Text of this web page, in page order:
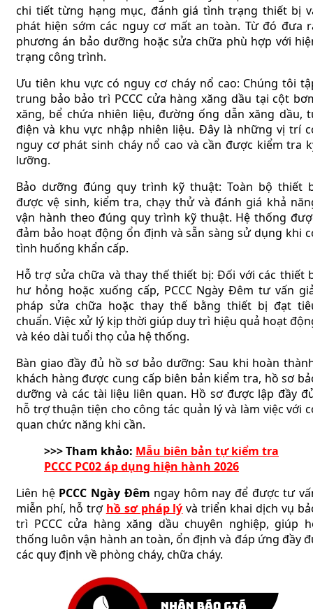
chi tiết từng hạng mục, đánh giá tình trạng thiết bị
phát hiện sớm các nguy cơ mất an toàn. Từ đó đưa
phương án bảo dưỡng hoặc sửa chữa phù hợp với
trạng công trình.
Ưu tiên khu vực có nguy cơ cháy nổ cao: Chúng tôi
trung bảo bảo trì PCCC cửa hàng xăng dầu tại cột
xăng, bể chứa nhiên liệu, đường ống dẫn xăng dầu,
điện và khu vực nhập nhiên liệu. Đây là những vị trí
nguy cơ phát sinh cháy nổ cao và cần được kiểm tra
lưỡng.
Bảo dưỡng đúng quy trình kỹ thuật: Toàn bộ thiết
được vệ sinh, kiểm tra, chạy thử và đánh giá khả
vận hành theo đúng quy trình kỹ thuật. Hệ thống
đảm bảo hoạt động ổn định và sẵn sàng sử dụng khi
tình huống khẩn cấp.
Hỗ trợ sửa chữa và thay thế thiết bị: Đối với các thiết
hư hỏng hoặc xuống cấp, PCCC Ngày Đêm tư vấn
pháp sửa chữa hoặc thay thế bằng thiết bị đạt
chuẩn. Việc xử lý kịp thời giúp duy trì hiệu quả hoạt
và kéo dài tuổi thọ của hệ thống.
Bàn giao đầy đủ hồ sơ bảo dưỡng: Sau khi hoàn
khách hàng được cung cấp biên bản kiểm tra, hồ sơ
dưỡng và các tài liệu liên quan. Hồ sơ được lập đầy
hỗ trợ thuận tiện cho công tác quản lý và làm việc với
quan chức năng khi cần.
>>> Tham khảo: Mẫu biên bản tự kiểm tra
PCCC PC02 áp dụng hiện hành 2026
Liên hệ PCCC Ngày Đêm ngay hôm nay để được tư
miễn phí, hỗ trợ hồ sơ pháp lý và triển khai dịch vụ
trì PCCC cửa hàng xăng dầu chuyên nghiệp, giúp
thống luôn vận hành an toàn, ổn định và đáp ứng đầy
các quy định về phòng cháy, chữa cháy.